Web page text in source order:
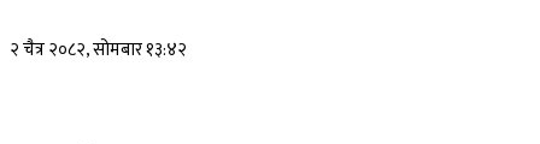
२ चैत्र २०८२, सोमबार १३:४२